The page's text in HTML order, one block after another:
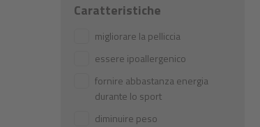
Caratteristiche
migliorare la pelliccia
essere ipoallergenico
fornire abbastanza energia
durante lo sport
diminuire peso